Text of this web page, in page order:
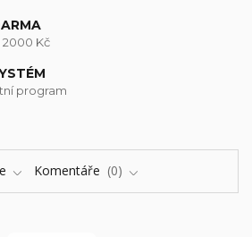
Kč
program
Komentáře 0